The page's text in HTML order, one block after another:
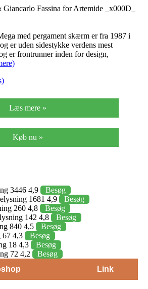
Artemide
Fassina for Artemide _x000D_
med pergament skærm er fra 1987 i
er uden sidestykke verdens mest
er frontrunner inden for design,
Læs mere »
Køb nu »
3446 4,9
Besøg
1681 4,9
Besøg
260 4,8
Besøg
142 4,8
Besøg
840 4,5
Besøg
67 4,3
Besøg
18 4,3
Besøg
72 4,2
Besøg
Link